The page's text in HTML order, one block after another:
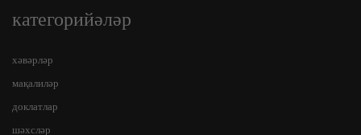
категорийәләр
хәвәрләр
мақалиләр
доклатлар
шәхсләр